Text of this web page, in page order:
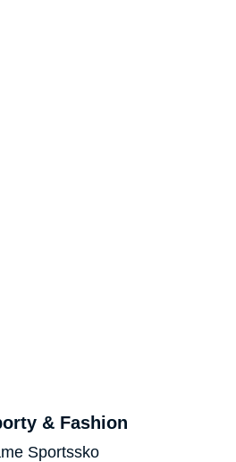
& Fashion
Sportssko